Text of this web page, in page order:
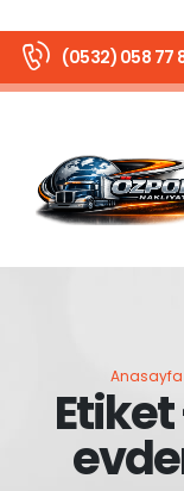
(0532) 058 77
Anasayfa